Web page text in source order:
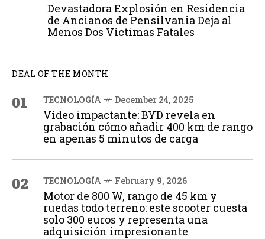
Devastadora Explosión en Residencia
de Ancianos de Pensilvania Deja al
Menos Dos Víctimas Fatales
DEAL OF THE MONTH
01 TECNOLOGÍA December 24, 2025
Vídeo impactante: BYD revela en
grabación cómo añadir 400 km de rango
en apenas 5 minutos de carga
02 TECNOLOGÍA February 9, 2026
Motor de 800 W, rango de 45 km y
ruedas todo terreno: este scooter cuesta
solo 300 euros y representa una
adquisición impresionante